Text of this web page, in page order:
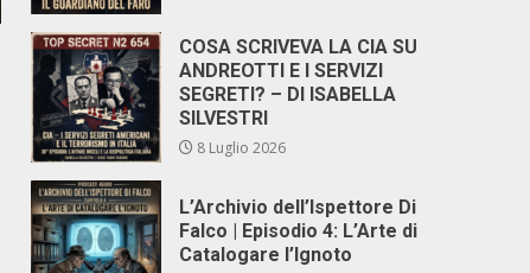
COSA SCRIVEVA LA CIA SU
ANDREOTTI E I SERVIZI
SEGRETI? – DI ISABELLA
SILVESTRI
8 Luglio 2026
L’Archivio dell’Ispettore Di
Falco | Episodio 4: L’Arte di
Catalogare l’Ignoto